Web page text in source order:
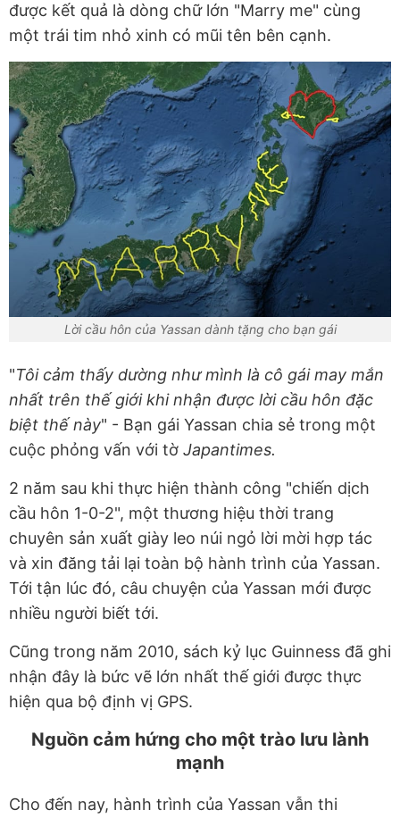
được kết quả là dòng chữ lớn "Marry me" cùng
một trái tim nhỏ xinh có mũi tên bên cạnh.
Lời cầu hôn của Yassan dành tặng cho bạn gái
"Tôi cảm thấy dường như mình là cô gái may mắn
nhất trên thế giới khi nhận được lời cầu hôn đặc
biệt thế này" - Bạn gái Yassan chia sẻ trong một
cuộc phỏng vấn với tờ Japantimes.
2 năm sau khi thực hiện thành công "chiến dịch
cầu hôn 1-0-2", một thương hiệu thời trang
chuyên sản xuất giày leo núi ngỏ lời mời hợp tác
và xin đăng tải lại toàn bộ hành trình của Yassan.
Tới tận lúc đó, câu chuyện của Yassan mới được
nhiều người biết tới.
Cũng trong năm 2010, sách kỷ lục Guinness đã ghi
nhận đây là bức vẽ lớn nhất thế giới được thực
hiện qua bộ định vị GPS.
Nguồn cảm hứng cho một trào lưu lành
mạnh
Cho đến nay, hành trình của Yassan vẫn thi